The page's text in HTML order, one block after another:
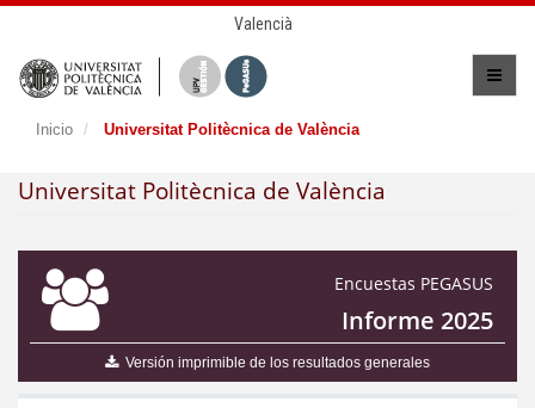
Valencià
Inicio Universitat Politècnica de València
Universitat Politècnica de València
Encuestas PEGASUS
Informe 2025
Versión imprimible de los resultados generales